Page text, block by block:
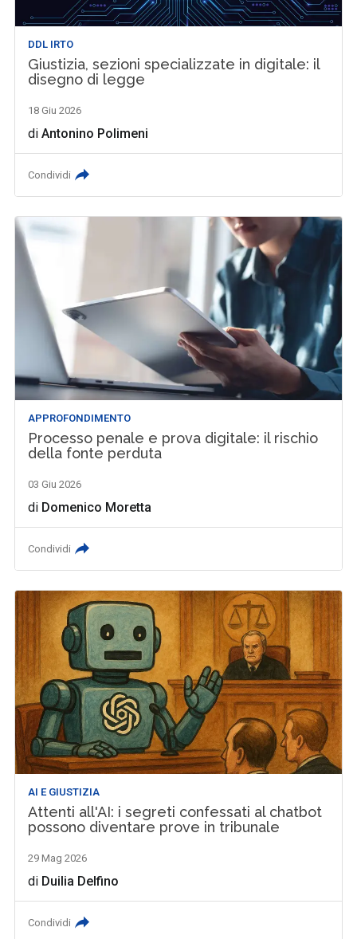
DDL IRTO
Giustizia, sezioni specializzate in digitale: il
disegno di legge
18 Giu 2026
diAntonino Polimeni
Condividi
APPROFONDIMENTO
Processo penale e prova digitale: il rischio
della fonte perduta
03 Giu 2026
di Domenico Moretta
Condividi
AI E GIUSTIZIA
Attenti all'AI: i segreti confessati al chatbot
possono diventare prove in tribunale
29 Mag 2026
di Duilia Delfino
Condividi